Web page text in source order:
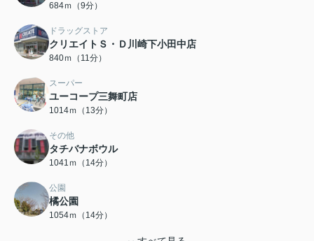
684ｍ（9分）
ドラッグストア
クリエイトＳ・Ｄ川崎下小田中店
840ｍ（11分）
スーパー
ユーコープ三舞町店
1014ｍ（13分）
その他
タチバナボウル
1041ｍ（14分）
公園
橘公園
1054ｍ（14分）